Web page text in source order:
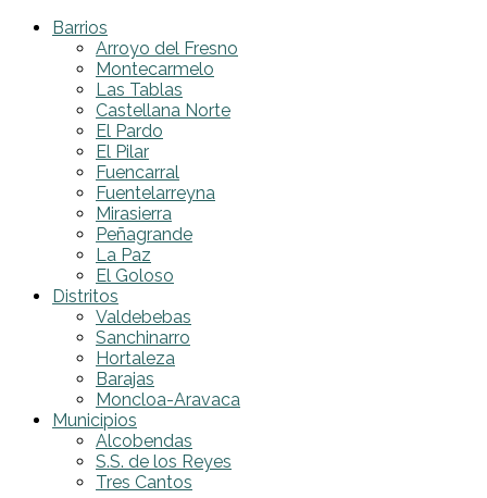
Barrios
Arroyo del Fresno
Montecarmelo
Las Tablas
Castellana Norte
El Pardo
El Pilar
Fuencarral
Fuentelarreyna
Mirasierra
Peñagrande
La Paz
El Goloso
Distritos
Valdebebas
Sanchinarro
Hortaleza
Barajas
Moncloa-Aravaca
Municipios
Alcobendas
S.S. de los Reyes
Tres Cantos